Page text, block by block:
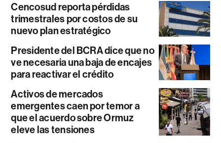
Cencosud reporta pérdidas
trimestrales por costos de su
nuevo plan estratégico
Presidente del BCRA dice que no
ve necesaria una baja de encajes
para reactivar el crédito
Activos de mercados
emergentes caen por temor a
que el acuerdo sobre Ormuz
eleve las tensiones